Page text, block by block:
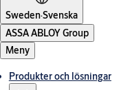
Sweden·Svenska
ASSA ABLOY Group
Meny
Produkter och lösningar